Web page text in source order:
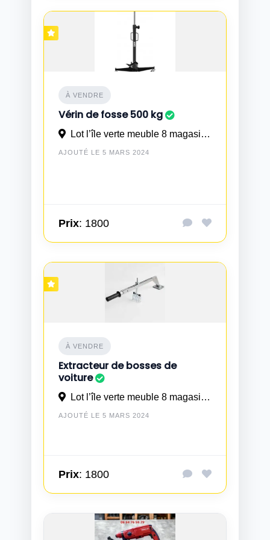
À VENDRE
Vérin de fosse 500 kg
Lot l’île verte meuble 8 magasin 5 TIT MELLIL wilaya CASABLANCA
AJOUTÉ LE 5 MARS 2024
Prix: 1800
À VENDRE
Extracteur de bosses de
voiture
Lot l’île verte meuble 8 magasin 5 TIT MELLIL wilaya CASABLANCA
AJOUTÉ LE 5 MARS 2024
Prix: 1800